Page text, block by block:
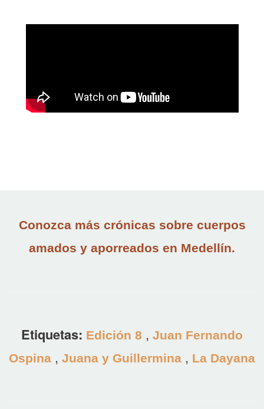
Conozca más crónicas sobre cuerpos
amados y aporreados en Medellín.
Etiquetas: Edición 8 , Juan Fernando
Ospina , Juana y Guillermina , La Dayana